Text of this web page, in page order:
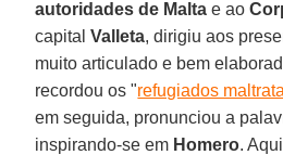
autoridades de Malta e ao
capitalValleta, dirigiu aos
muito articulado e bem
recordou os "refugiados
em seguida, pronunciou a
inspirando-se em Homero.